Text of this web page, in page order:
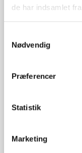
de har indsamlet
Nødvendig
Præferencer
Statistik
Marketing